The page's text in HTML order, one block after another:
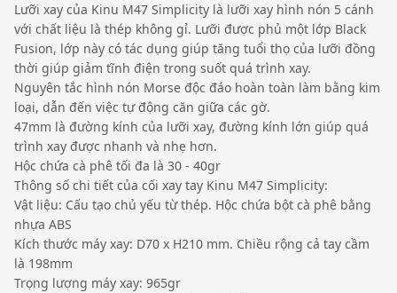
Lưỡi xay của Kinu M47 Simplicity là lưỡi xay hình nón 5 cánh
với chất liệu là thép không gỉ. Lưỡi được phủ một lớp Black
Fusion, lớp này có tác dụng giúp tăng tuổi thọ của lưỡi đồng
thời giúp giảm tĩnh điện trong suốt quá trình xay.
Nguyên tắc hình nón Morse độc ​​đáo hoàn toàn làm bằng kim
loại, dẫn đến việc tự động căn giữa các gờ.
47mm là đường kính của lưỡi xay, đường kính lớn giúp quá
trình xay được nhanh và nhẹ hơn.
Hộc chứa cà phê tối đa là 30 - 40gr
Thông số chi tiết của cối xay tay Kinu M47 Simplicity:
Vật liệu: Cấu tạo chủ yếu từ thép. Hộc chứa bột cà phê bằng
nhựa ABS
Kích thước máy xay: D70 x H210 mm. Chiều rộng cả tay cầm
là 198mm
Trọng lượng máy xay: 965gr